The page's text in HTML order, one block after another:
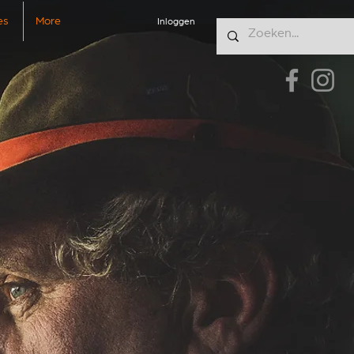
More Inloggen